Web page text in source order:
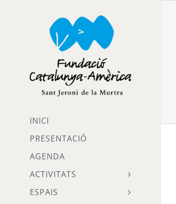
INICI
PRESENTACIÓ
AGENDA
ACTIVITATS
ESPAIS